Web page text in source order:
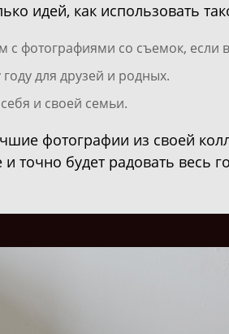
идей, как использовать
с фотографиями со съемок, если
для друзей и родных.
и своей семьи.
фотографии из своей
точно будет радовать весь